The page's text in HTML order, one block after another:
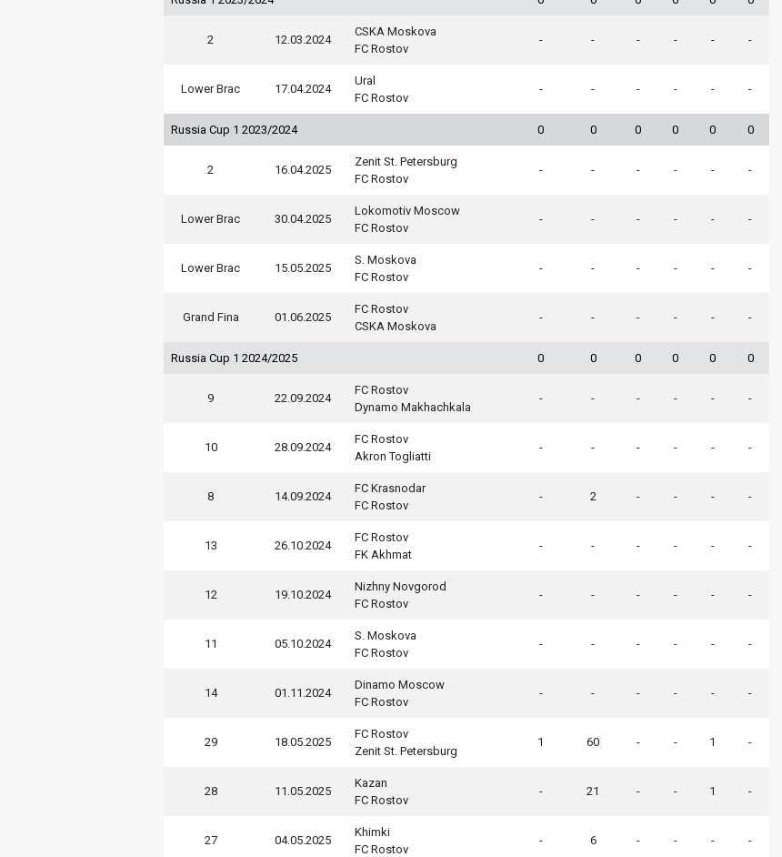
2 12.03.2024
CSKA Moskova
FC Rostov
- - - - - -
Lower Brac 17.04.2024
Ural
FC Rostov
- - - - - -
Russia Cup 1 2023/2024 0 0 0 0 0 0
2 16.04.2025
Zenit St. Petersburg
FC Rostov
- - - - - -
Lower Brac 30.04.2025
Lokomotiv Moscow
FC Rostov
- - - - - -
Lower Brac 15.05.2025
S. Moskova
FC Rostov
- - - - - -
Grand Fina 01.06.2025
FC Rostov
CSKA Moskova
- - - - - -
Russia Cup 1 2024/2025 0 0 0 0 0 0
9 22.09.2024
FC Rostov
Dynamo Makhachkala
- - - - - -
10 28.09.2024
FC Rostov
Akron Togliatti
- - - - - -
8 14.09.2024
FC Krasnodar
FC Rostov
- 2 - - - -
13 26.10.2024
FC Rostov
FK Akhmat
- - - - - -
12 19.10.2024
Nizhny Novgorod
FC Rostov
- - - - - -
11 05.10.2024
S. Moskova
FC Rostov
- - - - - -
14 01.11.2024
Dinamo Moscow
FC Rostov
- - - - - -
29 18.05.2025
FC Rostov
Zenit St. Petersburg
1 60 - - 1 -
28 11.05.2025
Kazan
FC Rostov
- 21 - - 1 -
27 04.05.2025
Khimki
FC Rostov
- 6 - - - -